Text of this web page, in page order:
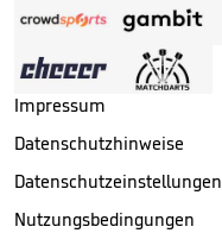
Impressum
Datenschutzhinweise
Datenschutzeinstellungen
Nutzungsbedingungen